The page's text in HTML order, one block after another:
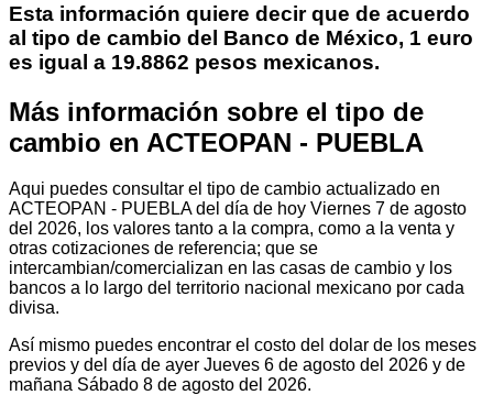
Esta información quiere decir que de acuerdo
al tipo de cambio del Banco de México, 1 euro
es igual a 19.8862 pesos mexicanos.
Más información sobre el tipo de
cambio en ACTEOPAN - PUEBLA
Aqui puedes consultar el tipo de cambio actualizado en
ACTEOPAN - PUEBLA del día de hoy Viernes 7 de agosto
del 2026, los valores tanto a la compra, como a la venta y
otras cotizaciones de referencia; que se
intercambian/comercializan en las casas de cambio y los
bancos a lo largo del territorio nacional mexicano por cada
divisa.
Así mismo puedes encontrar el costo del dolar de los meses
previos y del día de ayer Jueves 6 de agosto del 2026 y de
mañana Sábado 8 de agosto del 2026.